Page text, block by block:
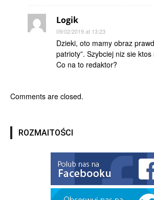
Logik
09/02/2019 at 13:23
Dzieki, oto mamy obraz
patrioty”. Szybciej niz sie
Co na to redaktor?
Comments are closed.
ROZMAITOŚCI